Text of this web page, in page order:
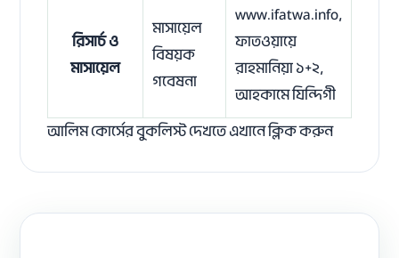
রিসার্চ ও
মাসায়েল
মাসায়েল
বিষয়ক
গবেষনা
www.ifatwa.info,
ফাতওয়ায়ে
রাহমানিয়া ১+২,
আহকামে যিন্দিগী
আলিম কোর্সের বুকলিস্ট দেখতেএখানে ক্লিক করুন